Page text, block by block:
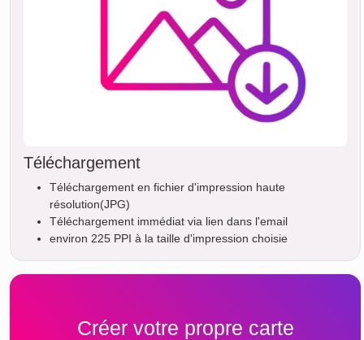
Téléchargement
Téléchargement en fichier d'impression haute
résolution(JPG)
Téléchargement immédiat via lien dans l'email
environ 225 PPI à la taille d'impression choisie
Créer votre propre carte